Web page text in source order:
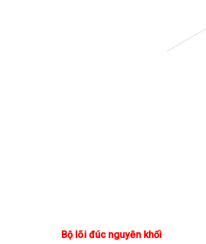
Bộ lõi đúc nguyên khối